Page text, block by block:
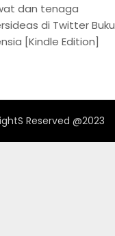
dan tenaga
di Twitter Buku
[Kindle Edition]
Reserved @2023